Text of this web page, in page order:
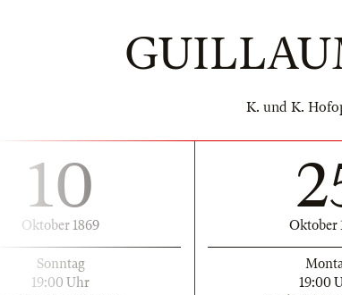
K. und K.
10
Oktober 1869
Sonntag
19:00 Uhr
Oktober
19:00